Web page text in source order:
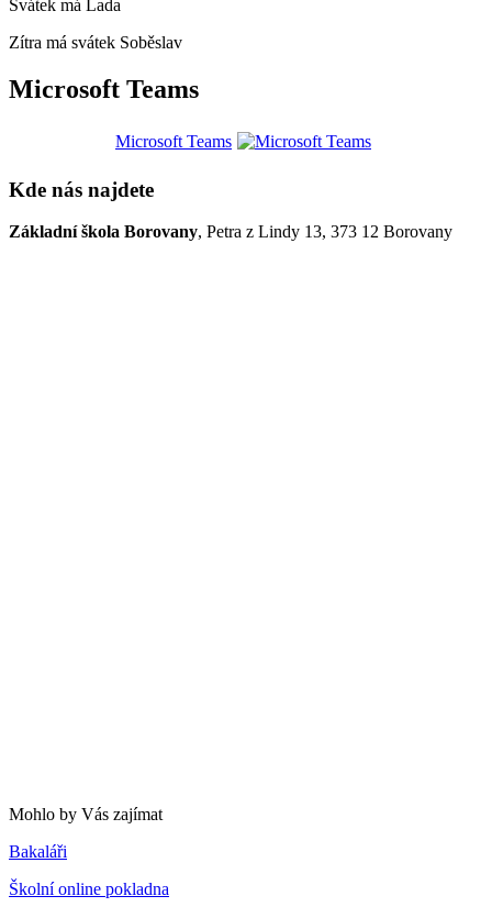
Svátek má Lada
Zítra má svátek Soběslav
Microsoft Teams
Microsoft Teams
Kde nás najdete
Základní škola Borovany, Petra z Lindy 13, 373 12 Borovany
Mohlo by Vás zajímat
Bakaláři
Školní online pokladna